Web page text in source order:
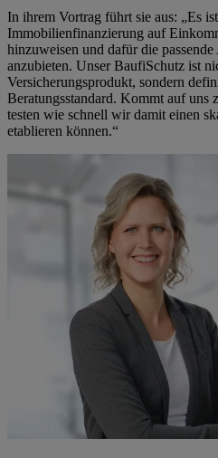
In ihrem Vortrag führt sie aus: „Es
Immobilienfinanzierung auf
hinzuweisen und dafür die
anzubieten. Unser BaufiSchutz ist
Versicherungsprodukt, sondern
Beratungsstandard. Kommt auf uns
testen wie schnell wir damit einen
etablieren können.“